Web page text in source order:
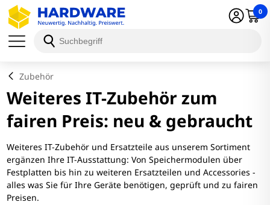
0
Zubehör
Weiteres IT-Zubehör zum
fairen Preis: neu & gebraucht
Weiteres IT-Zubehör und Ersatzteile aus unserem Sortiment
ergänzen Ihre IT-Ausstattung: Von Speichermodulen über
Festplatten bis hin zu weiteren Ersatzteilen und Accessories -
alles was Sie für Ihre Geräte benötigen, geprüft und zu fairen
Preisen.